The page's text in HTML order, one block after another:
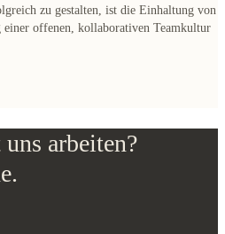
zu gestalten, ist die Einhaltung von
einer offenen, kollaborativen Teamkultur
arbeiten?